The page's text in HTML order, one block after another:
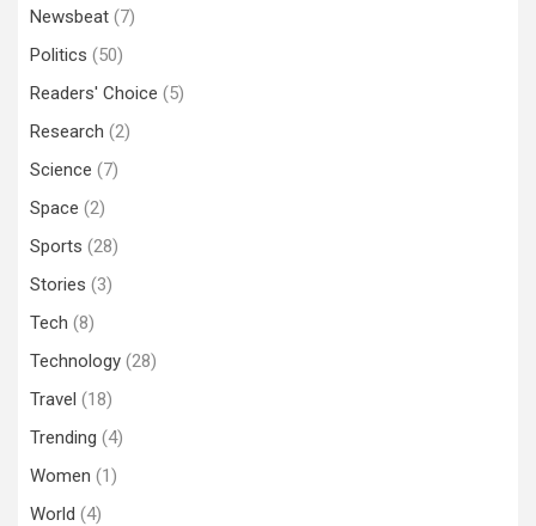
Newsbeat (7)
Politics (50)
Readers' Choice (5)
Research (2)
Science (7)
Space (2)
Sports (28)
Stories (3)
Tech (8)
Technology (28)
Travel (18)
Trending (4)
Women (1)
World (4)